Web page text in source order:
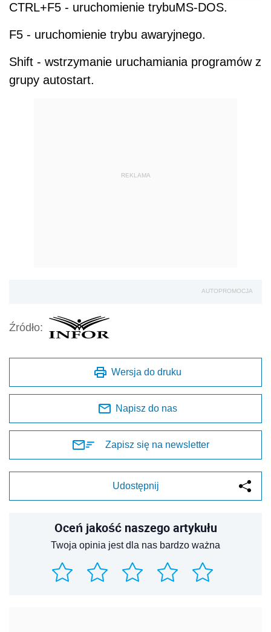
CTRL+F5 - uruchomienie trybuMS-DOS.
F5 - uruchomienie trybu awaryjnego.
Shift - wstrzymanie uruchamiania programów z
grupy autostart.
REKLAMA
AUTOPROMOCJA
Źródło:
Wersja do druku
Napisz do nas
Zapisz się na newsletter
Udostępnij
Oceń jakość naszego artykułu
Twoja opinia jest dla nas bardzo ważna